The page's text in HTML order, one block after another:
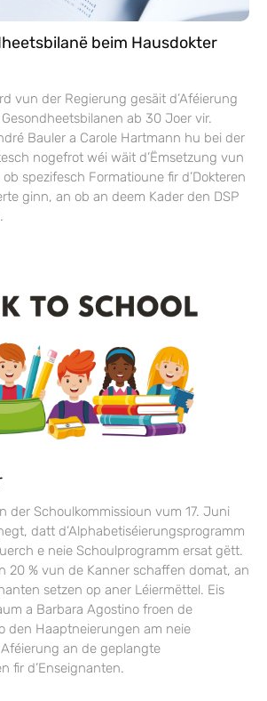
beim Hausdokter
vun der Regierung gesäit d’Aféierung
ab 30 Joer vir.
Bauler a Carole Hartmann hu bei der
nogefrot wéi wäit d’Ëmsetzung vun
spezifesch Formatioune fir d’Dokteren
ginn, an ob an deem Kader den DSP
der Schoulkommissioun vum 17. Juni
datt d’Alphabetiséierungsprogramm
e neie Schoulprogramm ersat gëtt.
20 % vun de Kanner schaffen domat, an
setzen op aner Léiermëttel. Eis
a Barbara Agostino froen de
den Haaptneierungen am neie
an de geplangte
fir d’Enseignanten.